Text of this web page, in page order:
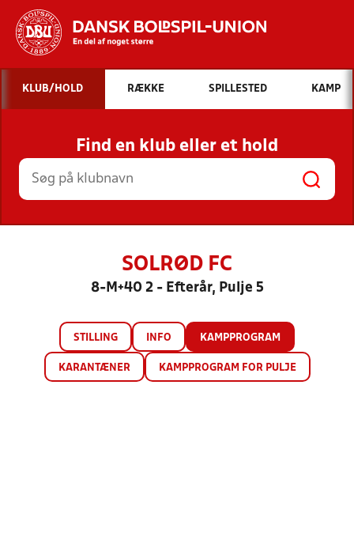
Hvad vil du søge efter?
INDHOLD OG NYHEDER
STILLINGER, RESULTATER, KLUBBER OG
HOLD
KLUB/HOLD RÆKKE SPILLESTED KAMP
Find en klub eller et hold
SOLRØD FC
8-M+40 2 - Efterår, Pulje 5
STILLING INFO KAMPPROGRAM
KARANTÆNER KAMPPROGRAM FOR PULJE